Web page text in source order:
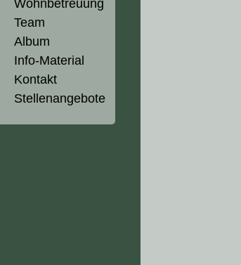
Wohnbetreuung
Team
Album
Info-Material
Kontakt
Stellenangebote